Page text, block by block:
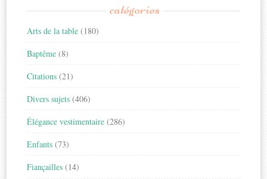
catégories
Arts de la table (180)
Baptême (8)
Citations (21)
Divers sujets (406)
Élégance vestimentaire (286)
Enfants (73)
Fiançailles (14)